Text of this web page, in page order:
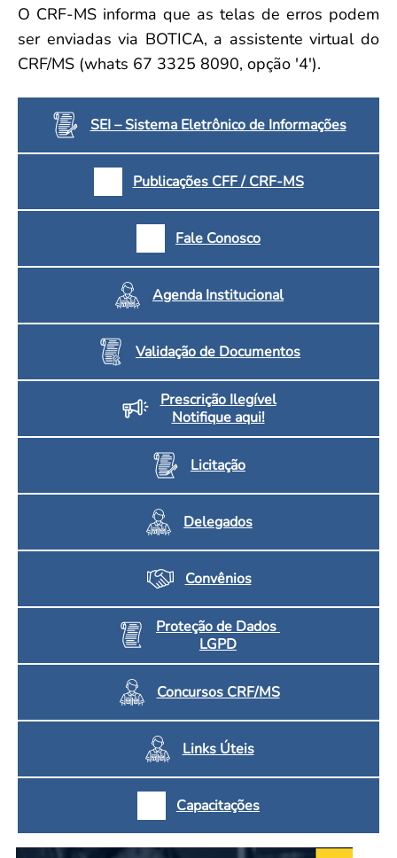
O CRF-MS informa que as telas de erros podem
ser enviadas via BOTICA, a assistente virtual do
CRF/MS (whats 67 3325 8090, opção '4').
SEI – Sistema Eletrônico de Informações
Publicações CFF / CRF-MS
Fale Conosco
Agenda Institucional
Validação de Documentos
Prescrição Ilegível
Notifique aqui!
Licitação
Delegados
Convênios
Proteção de Dados
LGPD
Concursos CRF/MS
Links Úteis
Capacitações